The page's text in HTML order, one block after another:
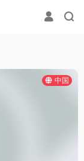
中国